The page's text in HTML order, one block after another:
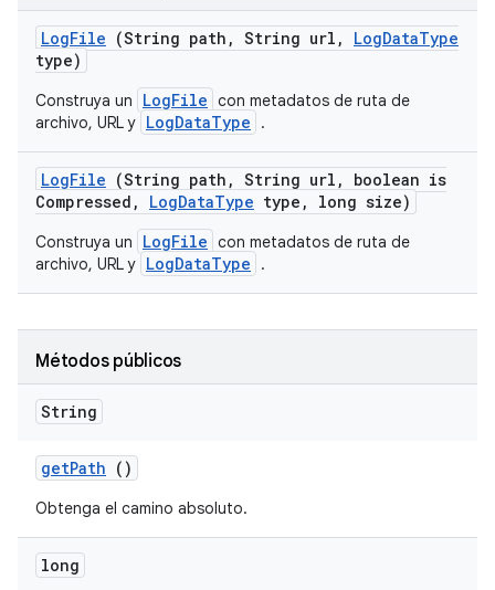
LogFile (String path , String url , LogDataType
type)
Construya un LogFile con metadatos de ruta de
archivo, URL y LogDataType .
LogFile (String path , String url ,
boolean is
Compressed , LogDataType type , long size)
Construya un LogFile con metadatos de ruta de
archivo, URL y LogDataType .
Métodos públicos
String
getPath ()
Obtenga el camino absoluto.
long